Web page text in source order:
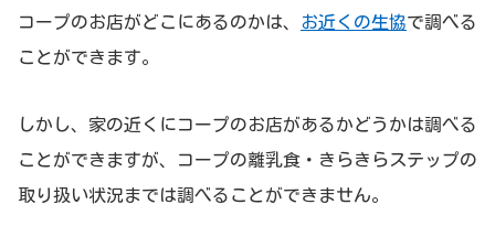
コープのお店がどこにあるのかは、 お近くの生協で調べる
ことができます。
しかし、家の近くにコープのお店があるかどうかは調べる
ことができますが、コープの離乳食・きらきらステップの
取り扱い状況までは調べることができません。